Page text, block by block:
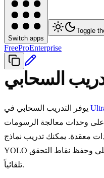
Switch apps
Toggle
FreeProEnterprise
السحابي
على وحدات معالجة الرسومات (GPUs) السحابية، مما يجعل تدريب
معقدة. يمكنك تدريب نماذج
YOLO مع بث مقاييس الأداء في الوقت الفعلي وحفظ نقاط التحقق
تلقائياً.